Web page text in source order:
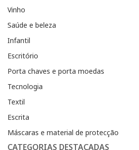
Vinho
Saúde e beleza
Infantil
Escritório
Porta chaves e porta moedas
Tecnologia
Textil
Escrita
Máscaras e material de protecção
CATEGORIAS DESTACADAS